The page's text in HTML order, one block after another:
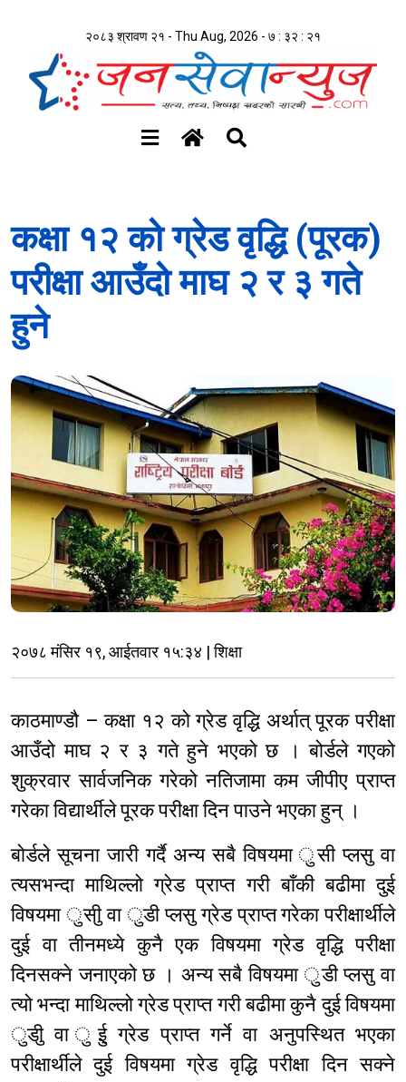
२०८३ श्रावण २१ - Thu Aug, 2026 - ७ : ३२ : २२
कक्षा १२ को ग्रेड वृद्धि (पूरक)
परीक्षा आउँदो माघ २ र ३ गते
हुने
२०७८ मंसिर १९, आईतवार १५:३४ | शिक्षा
काठमाण्डौ – कक्षा १२ को ग्रेड वृद्धि अर्थात् पूरक परीक्षा
आउँदो माघ २ र ३ गते हुने भएको छ । बोर्डले गएको
शुक्रवार सार्वजनिक गरेको नतिजामा कम जीपीए प्राप्त
गरेका विद्यार्थीले पूरक परीक्षा दिन पाउने भएका हुन् ।
बोर्डले सूचना जारी गर्दै अन्य सबै विषयमा ुसी प्लसु वा
त्यसभन्दा माथिल्लो ग्रेड प्राप्त गरी बाँकी बढीमा दुई
विषयमा ुसीु वा ुडी प्लसु ग्रेड प्राप्त गरेका परीक्षार्थीले
दुई वा तीनमध्ये कुनै एक विषयमा ग्रेड वृद्धि परीक्षा
दिनसक्ने जनाएको छ । अन्य सबै विषयमा ुडी प्लसु वा
त्यो भन्दा माथिल्लो ग्रेड प्राप्त गरी बढीमा कुनै दुई विषयमा
ुडीु वा ुईु ग्रेड प्राप्त गर्ने वा अनुपस्थित भएका
परीक्षार्थीले दुई विषयमा ग्रेड वृद्धि परीक्षा दिन सक्ने